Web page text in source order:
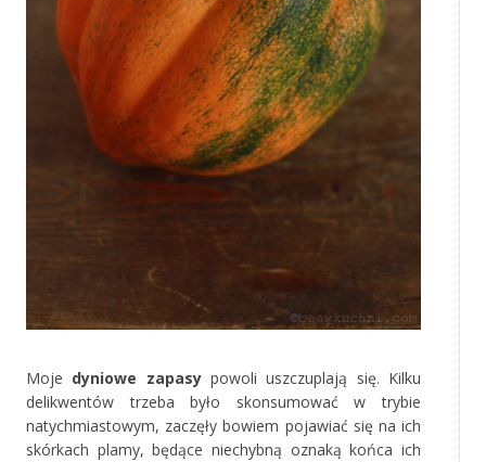
Moje dyniowe zapasypowoli uszczuplają się. Kilku
delikwentów trzeba było skonsumować w trybie
natychmiastowym, zaczęły bowiem pojawiać się na ich
skórkach plamy, będące niechybną oznaką końca ich